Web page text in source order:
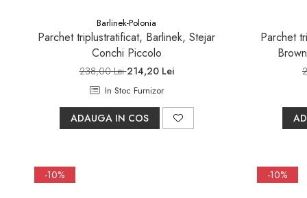
Accesorii diverse
Barlinek-Polonia
Parchet triplustratificat, Barlinek, Stejar
Conchi Piccolo
238,00 Lei214,20 Lei
In Stoc Furnizor
ADAUGA IN COS
Parchet
-10% -10%